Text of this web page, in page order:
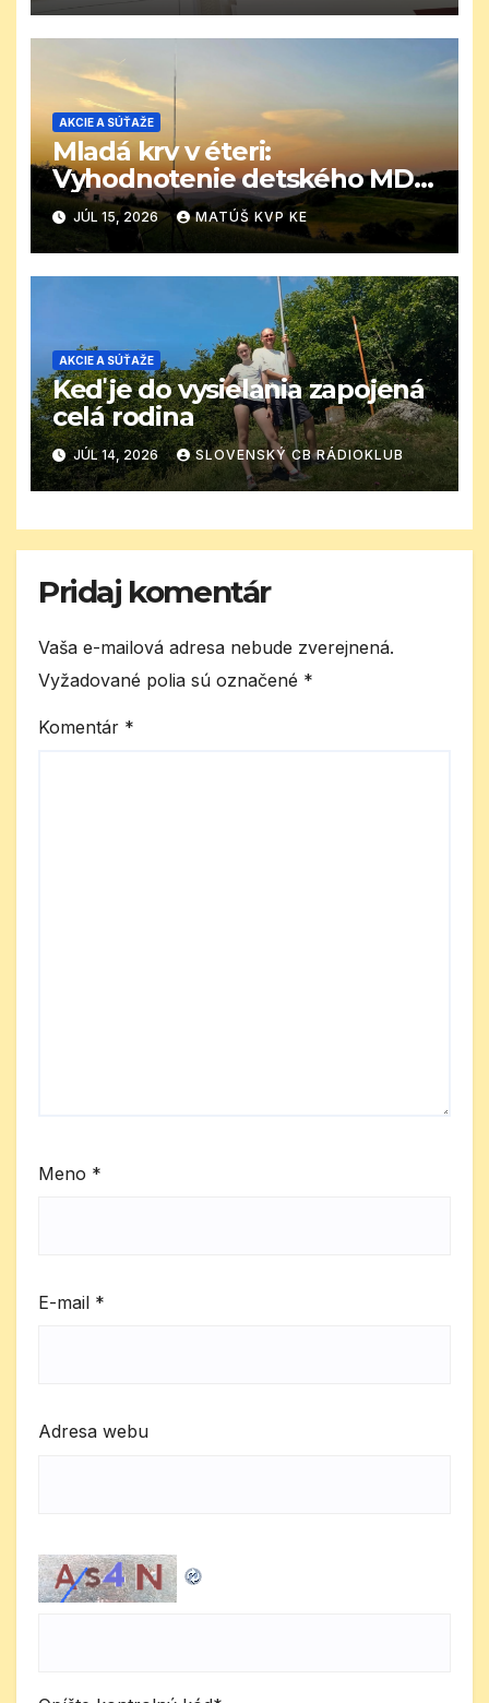
AKCIE A SÚŤAŽE
Mladá krv v éteri:
Vyhodnotenie detského MDD
CB závodu
JÚL 15, 2026 MATÚŠ KVP KE
AKCIE A SÚŤAŽE
Keď je do vysielania zapojená
celá rodina
JÚL 14, 2026 SLOVENSKÝ CB RÁDIOKLUB
Pridaj komentár
Vaša e-mailová adresa nebude zverejnená.
Vyžadované polia sú označené *
Komentár *
Meno *
E-mail *
Adresa webu